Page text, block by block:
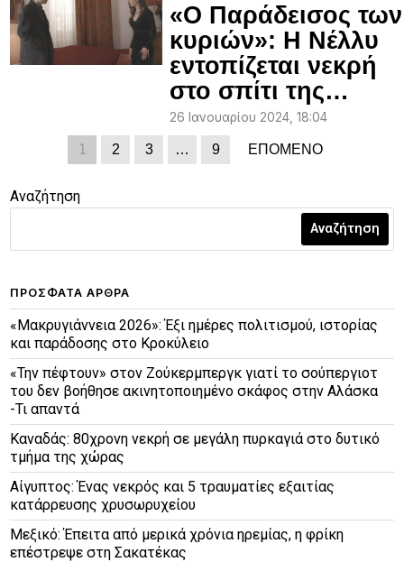
«Ο Παράδεισος των
κυριών»: Η Νέλλυ
εντοπίζεται νεκρή
στο σπίτι της…
26 Ιανουαρίου 2024, 18:04
1 2 3 … 9 ΕΠΟΜΕΝΟ
Αναζήτηση
Αναζήτηση
ΠΡΌΣΦΑΤΑ ΆΡΘΡΑ
«Μακρυγιάννεια 2026»: Έξι ημέρες πολιτισμού, ιστορίας
και παράδοσης στο Κροκύλειο
«Την πέφτουν» στον Ζούκερμπεργκ γιατί το σούπεργιοτ
του δεν βοήθησε ακινητοποιημένο σκάφος στην Αλάσκα
-Τι απαντά
Καναδάς: 80χρονη νεκρή σε μεγάλη πυρκαγιά στο δυτικό
τμήμα της χώρας
Αίγυπτος: Ένας νεκρός και 5 τραυματίες εξαιτίας
κατάρρευσης χρυσωρυχείου
Μεξικό: Έπειτα από μερικά χρόνια ηρεμίας, η φρίκη
επέστρεψε στη Σακατέκας